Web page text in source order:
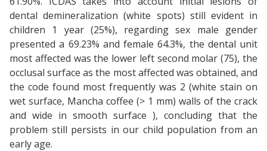
dental demineralization (white spots) still evident in
children 1 year (25%), regarding sex male gender
presented a 69.23% and female 64.3%, the dental unit
most affected was the lower left second molar (75), the
occlusal surface as the most affected was obtained, and
the code found most frequently was 2 (white stain on
wet surface, Mancha coffee (> 1 mm) walls of the crack
and wide in smooth surface ), concluding that the
problem still persists in our child population from an
early age.